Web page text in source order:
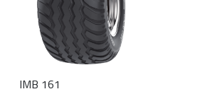
IMB 161